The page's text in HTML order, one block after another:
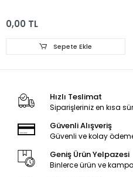
0,00 TL
Sepete Ekle
Hızlı Teslimat
Siparişleriniz en kısa
Güvenli Alışveriş
Güvenli ve kolay
Geniş Ürün Yelpazesi
Binlerce ürün ve